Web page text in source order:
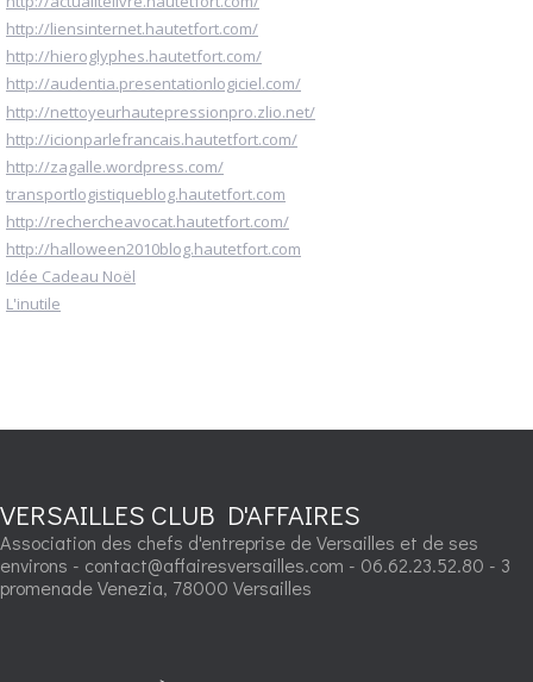
http://liensinternet.hautetfort.com/
http://hieroglyphes.hautetfort.com/
http://audentia.presentationlogiciel.com/
http://nettoyeurhautepressionpro.zlio.net/
http://icionparlefrancais.hautetfort.com/
http://zagalle.wordpress.com/
transportlogistiqueblog.hautetfort.com
http://rechercheavocat.hautetfort.com/
http://halloween2010blog.hautetfort.com
Idée Cadeau Noël
L'inutile
VERSAILLES CLUB D'AFFAIRES
Association des chefs d'entreprise de Versailles et de ses
environs - contact@affairesversailles.com - 06.62.23.52.80 - 3
promenade Venezia, 78000 Versailles